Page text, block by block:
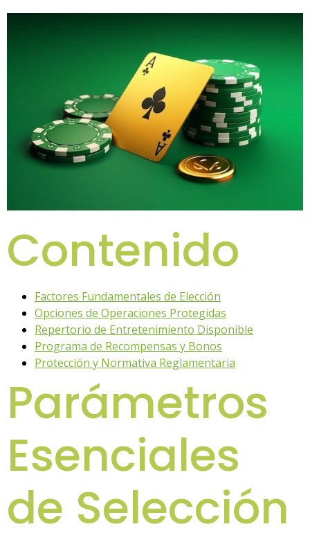
Contenido
Factores Fundamentales de Elección
Opciones de Operaciones Protegidas
Repertorio de Entretenimiento Disponible
Programa de Recompensas y Bonos
Protección y Normativa Reglamentaria
Parámetros
Esenciales
de Selección